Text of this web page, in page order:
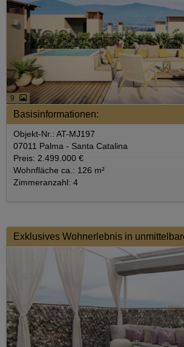
9
Basisinformationen:
Objekt-Nr.: AT-MJ197
07011 Palma - Santa Catalina
Preis: 2.499.000 €
Wohnfläche ca.: 126 m²
Zimmeranzahl: 4
Exklusives Wohnerlebnis in